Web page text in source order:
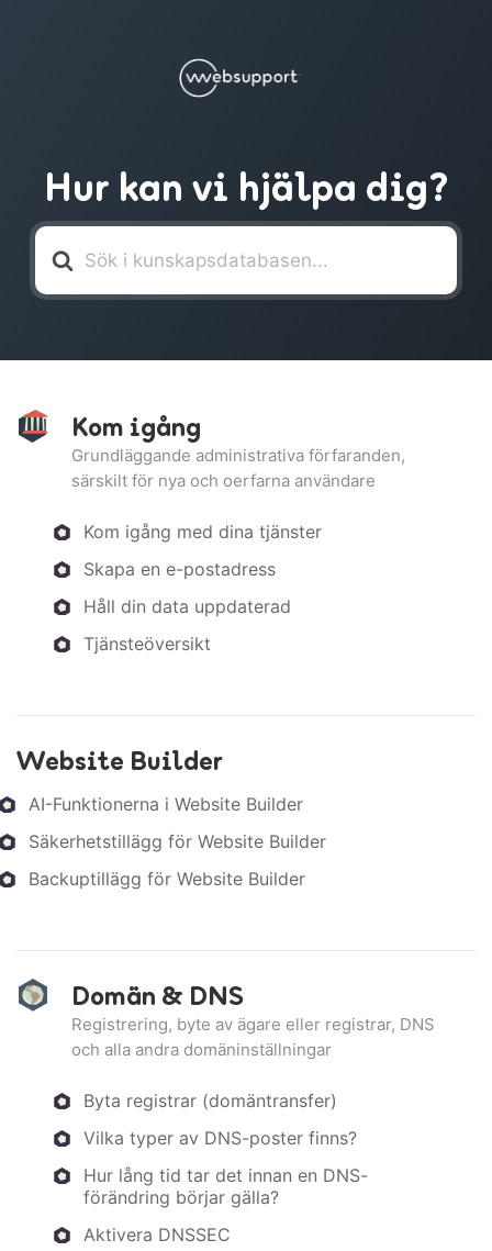
Hur kan vi hjälpa dig?
Söker
efter
Kom igång
Grundläggande administrativa förfaranden,
särskilt för nya och oerfarna användare
Kom igång med dina tjänster
Skapa en e-postadress
Håll din data uppdaterad
Tjänsteöversikt
Website Builder
AI-Funktionerna i Website Builder
Säkerhetstillägg för Website Builder
Backuptillägg för Website Builder
Domän & DNS
Registrering, byte av ägare eller registrar, DNS
och alla andra domäninställningar
Byta registrar (domäntransfer)
Vilka typer av DNS-poster finns?
Hur lång tid tar det innan en DNS-
förändring börjar gälla?
Aktivera DNSSEC